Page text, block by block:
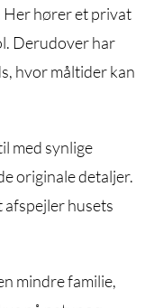
Her hører et privat
Derudover har
hvor måltider kan
med synlige
originale detaljer.
afspejler husets
mindre familie,